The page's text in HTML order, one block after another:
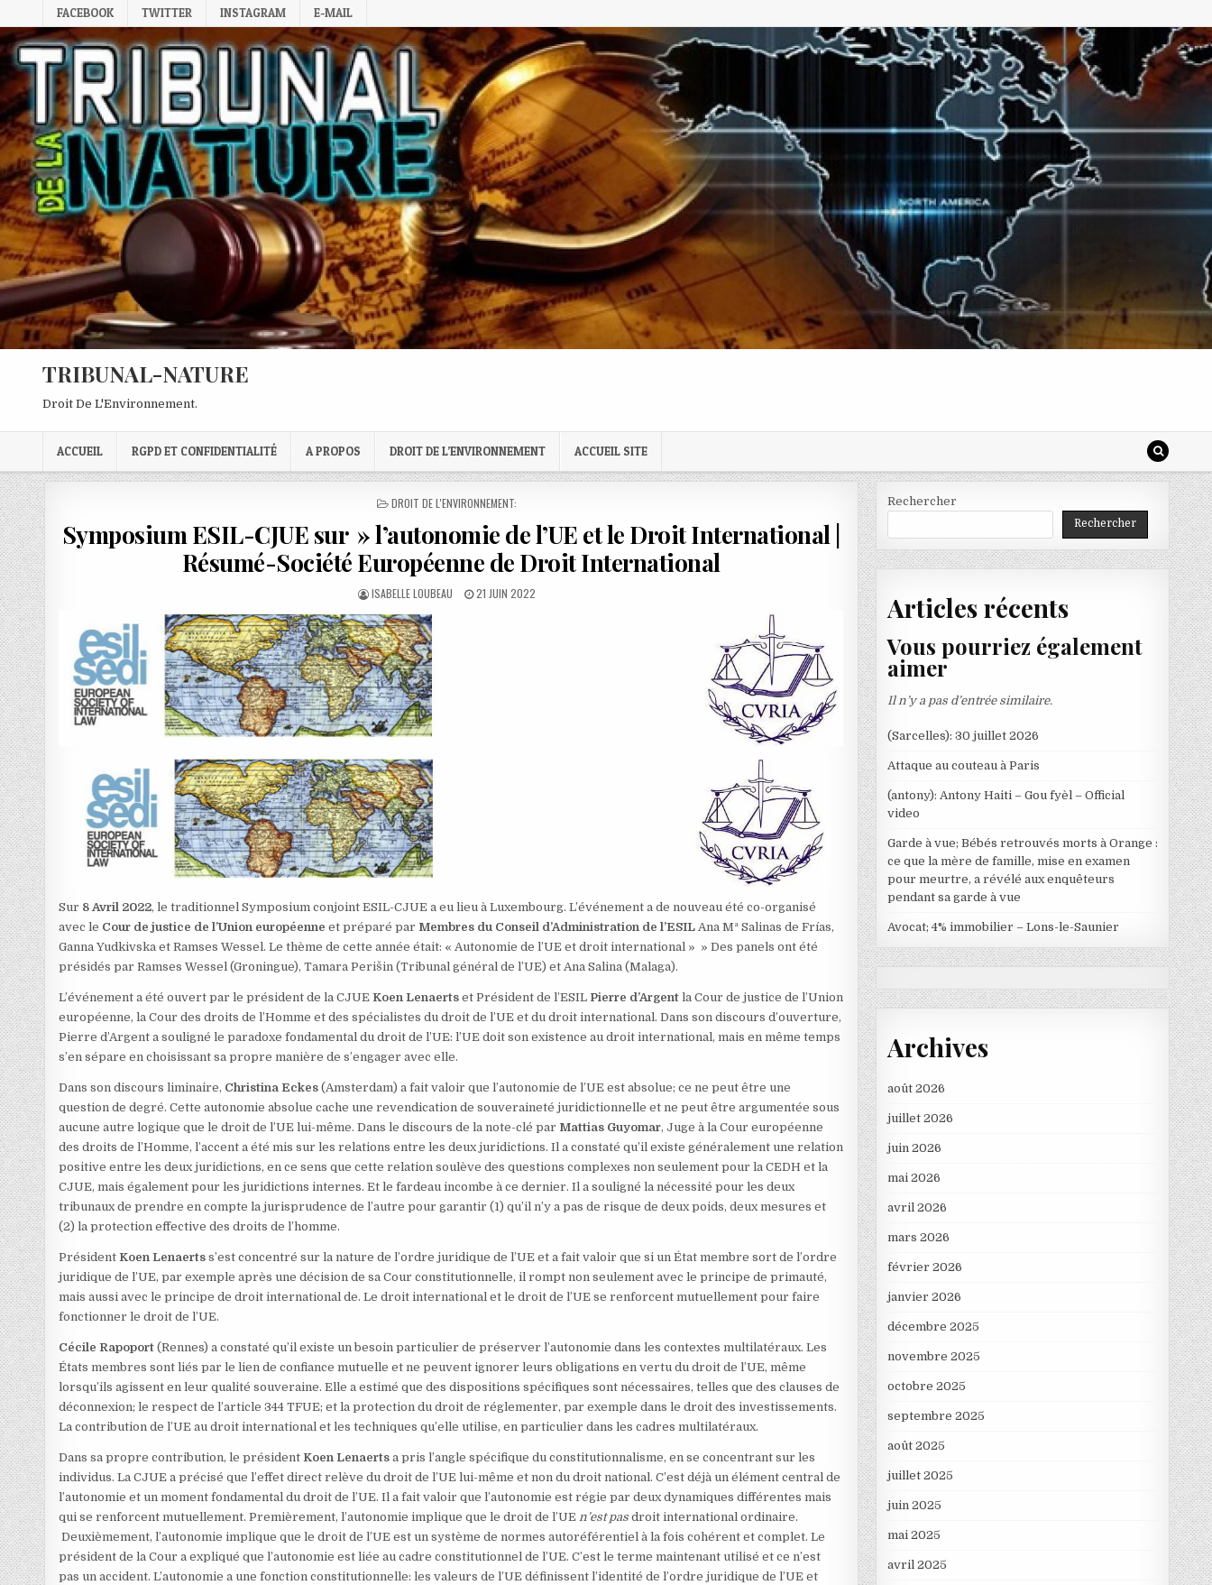
to
content
FACEBOOK TWITTER INSTAGRAM E-MAIL
TRIBUNAL-NATURE
Droit De L'Environnement.
ACCUEIL RGPD ET CONFIDENTIALITÉ A PROPOS DROIT DE L’ENVIRONNEMENT ACCUEIL SITE
POSTED
DROIT DE L'ENVIRONNEMENT:
Symposium ESIL-CJUE sur » l’autonomie de l’UE et le Droit International |
Résumé-Société Européenne de Droit International
AUTHOR:
ISABELLE LOUBEAU
PUBLISHED
21 JUIN 2022
Sur 8 Avril 2022, le traditionnel Symposium conjoint ESIL-CJUE a eu lieu à Luxembourg. L’événement a de nouveau été co-organisé
avec le Cour de justice de l’Union européenne et préparé par Membres du Conseil d’Administration de l’ESIL Ana Mª Salinas de Frías,
Ganna Yudkivska et Ramses Wessel. Le thème de cette année était: « Autonomie de l’UE et droit international » » Des panels ont été
présidés par Ramses Wessel (Groningue), Tamara Perišin (Tribunal général de l’UE) et Ana Salina (Malaga).
L’événement a été ouvert par le président de la CJUE Koen Lenaerts et Président de l’ESIL Pierre d’Argent la Cour de justice de l’Union
européenne, la Cour des droits de l’Homme et des spécialistes du droit de l’UE et du droit international. Dans son discours d’ouverture,
Pierre d’Argent a souligné le paradoxe fondamental du droit de l’UE: l’UE doit son existence au droit international, mais en même temps
s’en sépare en choisissant sa propre manière de s’engager avec elle.
Dans son discours liminaire, Christina Eckes (Amsterdam) a fait valoir que l’autonomie de l’UE est absolue; ce ne peut être une
question de degré. Cette autonomie absolue cache une revendication de souveraineté juridictionnelle et ne peut être argumentée sous
aucune autre logique que le droit de l’UE lui-même. Dans le discours de la note-clé par Mattias Guyomar, Juge à la Cour européenne
des droits de l’Homme, l’accent a été mis sur les relations entre les deux juridictions. Il a constaté qu’il existe généralement une relation
positive entre les deux juridictions, en ce sens que cette relation soulève des questions complexes non seulement pour la CEDH et la
CJUE, mais également pour les juridictions internes. Et le fardeau incombe à ce dernier. Il a souligné la nécessité pour les deux
tribunaux de prendre en compte la jurisprudence de l’autre pour garantir (1) qu’il n’y a pas de risque de deux poids, deux mesures et
(2) la protection effective des droits de l’homme.
Président Koen Lenaerts s’est concentré sur la nature de l’ordre juridique de l’UE et a fait valoir que si un État membre sort de l’ordre
juridique de l’UE, par exemple après une décision de sa Cour constitutionnelle, il rompt non seulement avec le principe de primauté,
mais aussi avec le principe de droit international de. Le droit international et le droit de l’UE se renforcent mutuellement pour faire
fonctionner le droit de l’UE.
Cécile Rapoport (Rennes) a constaté qu’il existe un besoin particulier de préserver l’autonomie dans les contextes multilatéraux. Les
États membres sont liés par le lien de confiance mutuelle et ne peuvent ignorer leurs obligations en vertu du droit de l’UE, même
lorsqu’ils agissent en leur qualité souveraine. Elle a estimé que des dispositions spécifiques sont nécessaires, telles que des clauses de
déconnexion; le respect de l’article 344 TFUE; et la protection du droit de réglementer, par exemple dans le droit des investissements.
La contribution de l’UE au droit international et les techniques qu’elle utilise, en particulier dans les cadres multilatéraux.
Dans sa propre contribution, le présidentKoen Lenaerts a pris l’angle spécifique du constitutionnalisme, en se concentrant sur les
individus. La CJUE a précisé que l’effet direct relève du droit de l’UE lui-même et non du droit national. C’est déjà un élément central de
l’autonomie et un moment fondamental du droit de l’UE. Il a fait valoir que l’autonomie est régie par deux dynamiques différentes mais
qui se renforcent mutuellement. Premièrement, l’autonomie implique que le droit de l’UEn’est pas droit international ordinaire.
Deuxièmement, l’autonomie implique que le droit de l’UE est un système de normes autoréférentiel à la fois cohérent et complet. Le
président de la Cour a expliqué que l’autonomie est liée au cadre constitutionnel de l’UE. C’est le terme maintenant utilisé et ce n’est
pas un accident. L’autonomie a une fonction constitutionnelle: les valeurs de l’UE définissent l’identité de l’ordre juridique de l’UE et
Rechercher
Rechercher
Articles récents
Vous pourriez également
aimer
Il n’y a pas d’entrée similaire.
(Sarcelles): 30 juillet 2026
Attaque au couteau à Paris
(antony): Antony Haiti – Gou fyèl – Official
video
Garde à vue; Bébés retrouvés morts à Orange :
ce que la mère de famille, mise en examen
pour meurtre, a révélé aux enquêteurs
pendant sa garde à vue
Avocat; 4% immobilier – Lons-le-Saunier
Archives
août 2026
juillet 2026
juin 2026
mai 2026
avril 2026
mars 2026
février 2026
janvier 2026
décembre 2025
novembre 2025
octobre 2025
septembre 2025
août 2025
juillet 2025
juin 2025
mai 2025
avril 2025